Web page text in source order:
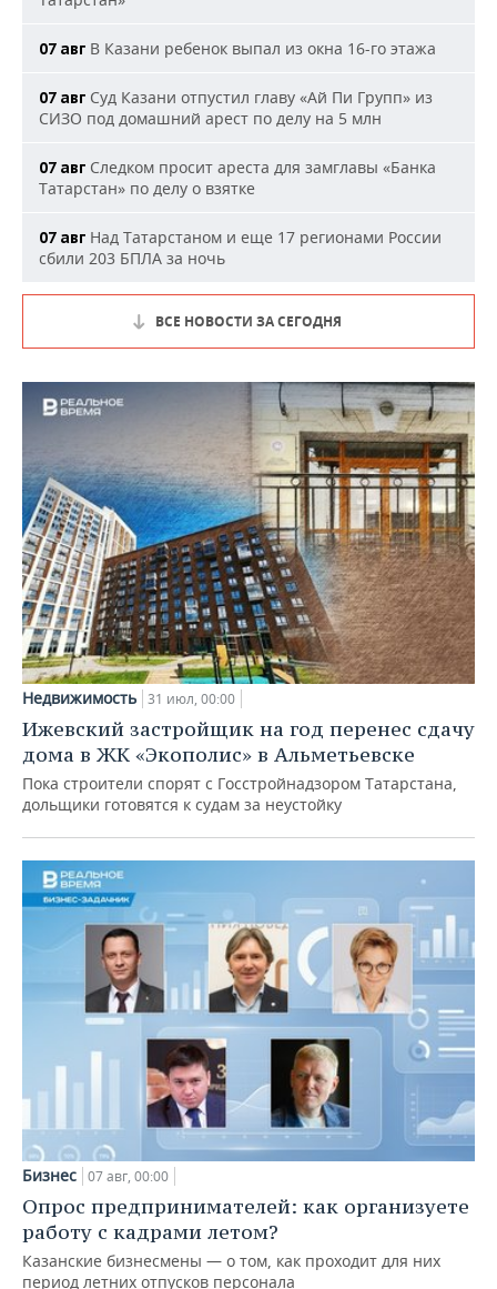
07 авг В Казани ребенок выпал из окна 16-го этажа
07 авг Суд Казани отпустил главу «Ай Пи Групп» из
СИЗО под домашний арест по делу на 5 млн
07 авг Следком просит ареста для замглавы «Банка
Татарстан» по делу о взятке
07 авг Над Татарстаном и еще 17 регионами России
сбили 203 БПЛА за ночь
ВСЕ НОВОСТИ ЗА СЕГОДНЯ
Недвижимость 31 июл, 00:00
Ижевский застройщик на год перенес сдачу
дома в ЖК «Экополис» в Альметьевске
Пока строители спорят с Госстройнадзором Татарстана,
дольщики готовятся к судам за неустойку
Бизнес 07 авг, 00:00
Опрос предпринимателей: как организуете
работу с кадрами летом?
Казанские бизнесмены — о том, как проходит для них
период летних отпусков персонала